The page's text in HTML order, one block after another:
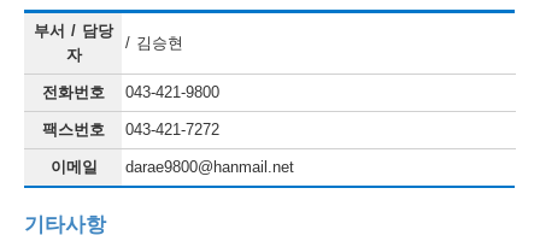
부서 / 담당
자
/ 김승현
전화번호 043-421-9800
팩스번호 043-421-7272
이메일 darae9800@hanmail.net
기타사항